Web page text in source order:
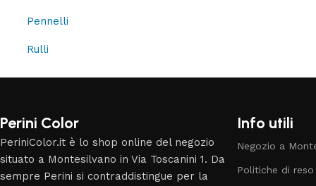
Pennelli
Rulli
Perini Color
PeriniColor.it è lo shop online del negozio
situato a Montesilvano in Via Toscanini 1. Da
sempre Perini si contraddistingue per la
Info utili
Negozio a
Politiche di reso